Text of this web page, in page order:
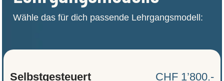
Wähle das für dich passende Lehrgangsmodell:
Selbst­gesteuert CHF 1’800.-